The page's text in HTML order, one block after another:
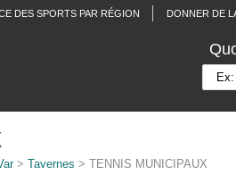
DES SPORTS PAR RÉGION DONNER DE
> Tavernes > TENNIS MUNICIPAUX